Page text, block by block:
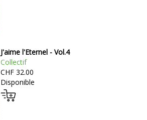
J'aime l'Eternel - Vol.4
Collectif
CHF 32.00
Disponible